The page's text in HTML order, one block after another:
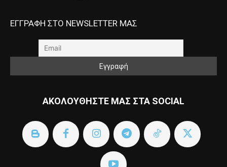
ΕΓΓΡΑΦΗ ΣΤΟ NEWSLETTER ΜΑΣ
ΑΚΟΛΟΥΘΗΣΤΕ ΜΑΣ ΣΤΑ SOCIAL